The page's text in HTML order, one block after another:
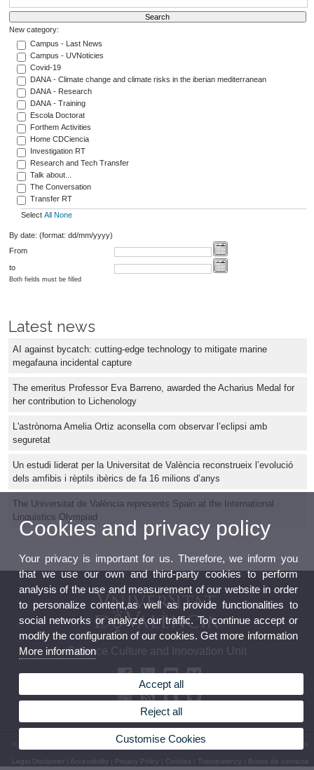
New category:
Campus - Last News
Campus - UVNoticies
Covid-19
DANA - Climate change and climate risks in the iberian mediterranean
DANA - Research
DANA - Training
Escola Doctorat
Forthem Activities
Home CDCiencia
Investigation RT
Research and Tech Transfer
Talk about...
The Conversation
Transfer RT
Select All None
By date: (format: dd/mm/yyyy)
From
to
Both fields must be filled
Latest news
AI against bycatch: cutting-edge technology to mitigate marine
megafauna incidental capture
The emeritus Professor Eva Barreno, awarded the Acharius Medal for
her contribution to Lichenology
L'astrònoma Amelia Ortiz aconsella com observar l’eclipsi amb
seguretat
Un estudi liderat per la Universitat de València reconstrueix l’evolució
dels amfibis i rèptils ibèrics de fa 16 milions d’anys
The Universitat de València represents Spain at the International
Linguistics Olympiad
Science Culture and Innovation Unit
© 2026 UV. - 13 Blasco Ibáñez Avenue 46010 Valencia. Spain. Phone: (+34) 96 339 50 00
Legal Disclaimer| Accessibility| Privacy Policy| Cookies Transparency| Bústia de contacte
Cookies and privacy policy
Your privacy is important for us. Therefore, we inform you
that we use our own and third-party cookies to perform
analysis of the use and measurement of our website in order
to personalize content,as well as provide functionalities to
social networks or analyze our traffic. To continue accept or
modify the configuration of our cookies. Get more information
More information
Accept all
Reject all
Customise Cookies